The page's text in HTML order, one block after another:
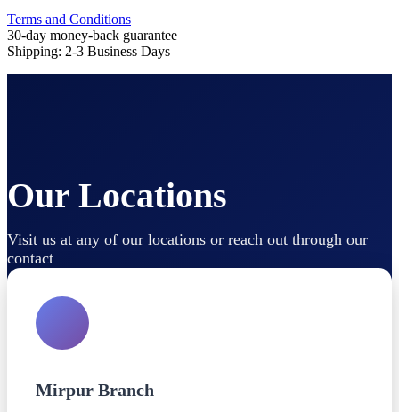
Terms and Conditions
30-day money-back guarantee
Shipping: 2-3 Business Days
Our Locations
Visit us at any of our locations or reach out through our
contact
Mirpur Branch